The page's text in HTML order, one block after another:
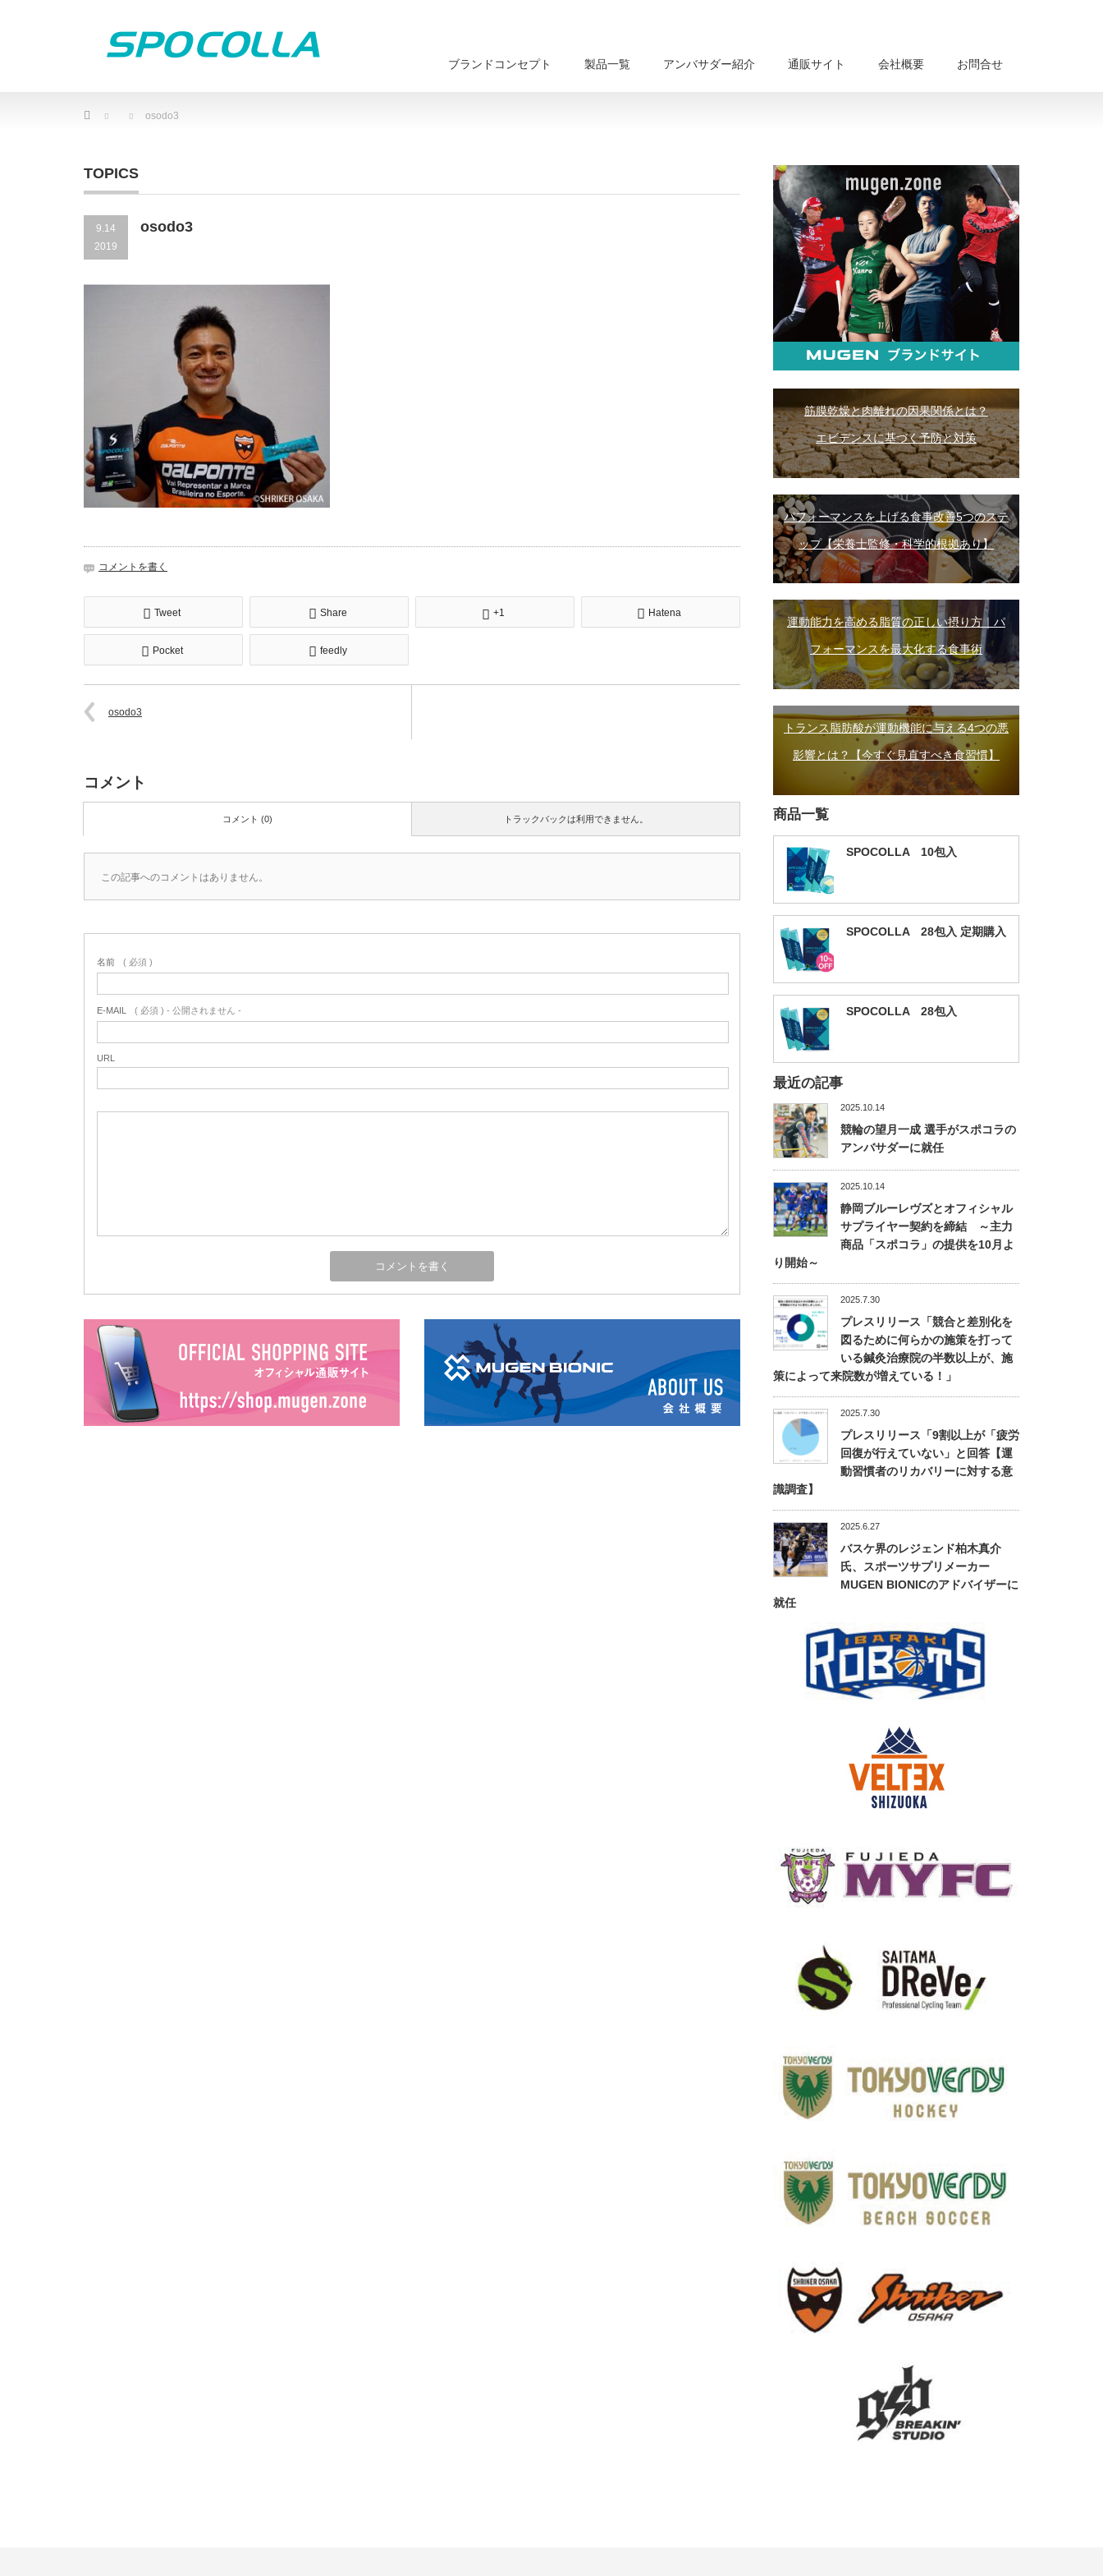
ブランドコンセプト 製品一覧 アンバサダー紹介 通販サイト 会社概要 お問合せ
Home osodo3
TOPICS
9.14
2019
osodo3
コメントを書く
Tweet Share +1 Hatena
Pocket feedly
osodo3
コメント
トラックバックは利用できません。
コメント (0)
この記事へのコメントはありません。
名前 ( 必須 )
E-MAIL ( 必須 ) - 公開されません -
URL
筋膜乾燥と肉離れの因果関係とは？
エビデンスに基づく予防と対策
パフォーマンスを上げる食事改善5つのステ
ップ【栄養士監修・科学的根拠あり】
運動能力を高める脂質の正しい摂り方｜パ
フォーマンスを最大化する食事術
トランス脂肪酸が運動機能に与える4つの悪
影響とは？【今すぐ見直すべき食習慣】
商品一覧
SPOCOLLA 10包入
SPOCOLLA 28包入 定期購入
SPOCOLLA 28包入
最近の記事
2025.10.14
競輪の望月一成 選手がスポコラの
アンバサダーに就任
2025.10.14
静岡ブルーレヴズとオフィシャル
サプライヤー契約を締結 ～主力
商品「スポコラ」の提供を10月よ
り開始～
2025.7.30
プレスリリース「競合と差別化を
図るために何らかの施策を打って
いる鍼灸治療院の半数以上が、施
策によって来院数が増えている！」
2025.7.30
プレスリリース「9割以上が「疲労
回復が行えていない」と回答【運
動習慣者のリカバリーに対する意
識調査】
2025.6.27
バスケ界のレジェンド柏木真介
氏、スポーツサプリメーカー
MUGEN BIONICのアドバイザーに
就任